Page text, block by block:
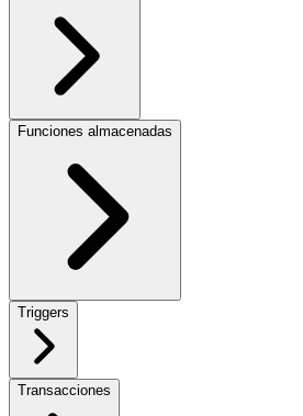
Funciones almacenadas
Triggers
Transacciones